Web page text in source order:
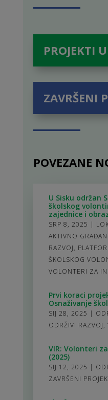
PROJEKTI
ZAVRŠENI
POVEZANE
U Sisku održan
školskog
zajednice i
SRP 8, 2025 |
AKTIVNO
RAZVOJ,
ŠKOLSKOG
VOLONTERI ZA
Prvi koraci
Osnaživanje
SIJ 28, 2025 |
ODRŽIVI RAZVOJ,
VIR: Volonteri
(2025)
SIJ 12, 2025 |
ZAVRŠENI